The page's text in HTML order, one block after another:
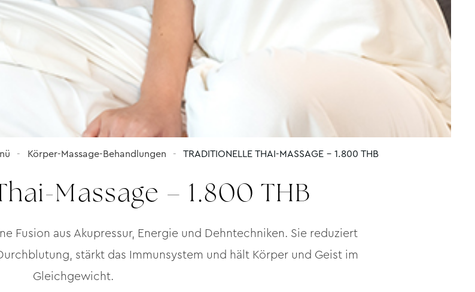
Körper-Massage-Behandlungen TRADITIONELLE THAI-MASSAGE – 1.800 THB
Massage – 1.800 THB
Fusion aus Akupressur, Energie und Dehntechniken. Sie reduziert
stärkt das Immunsystem und hält Körper und Geist im
Gleichgewicht.